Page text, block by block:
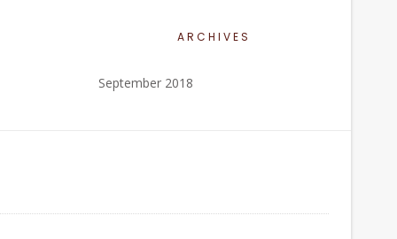
ARCHIVES
September 2018